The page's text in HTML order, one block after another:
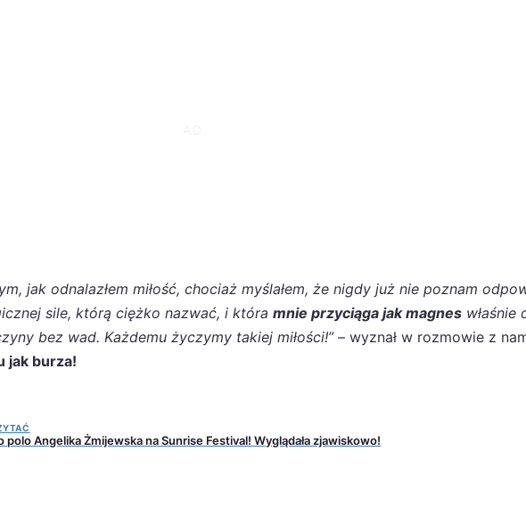
jak odnalazłem miłość, chociaż myślałem, że nigdy już nie poznam
sile, którą ciężko nazwać, i która mnie przyciąga jak magnes właśnie
bez wad. Każdemu życzymy takiej miłości!”– wyznał w rozmowie z
jak burza!
polo Angelika Żmijewska na Sunrise Festival! Wyglądała zjawiskowo!